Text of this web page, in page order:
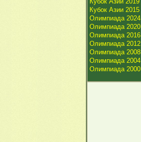
Кубок Азии 2015
Олимпиада 2024
Олимпиада 2020
Олимпиада 2016
Олимпиада 2012
Олимпиада 2008
Олимпиада 2004
Олимпиада 2000